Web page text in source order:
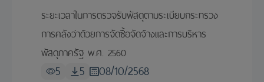
ระยะเวลาในการตรวจรับพัสดุตามระเบียบกระทรวง
การคลังว่าด้วยการจัดซื้อจัดจ้างและการบริหาร
พัสดุภาครัฐ พ.ศ. 2560
5 5 08/10/2568